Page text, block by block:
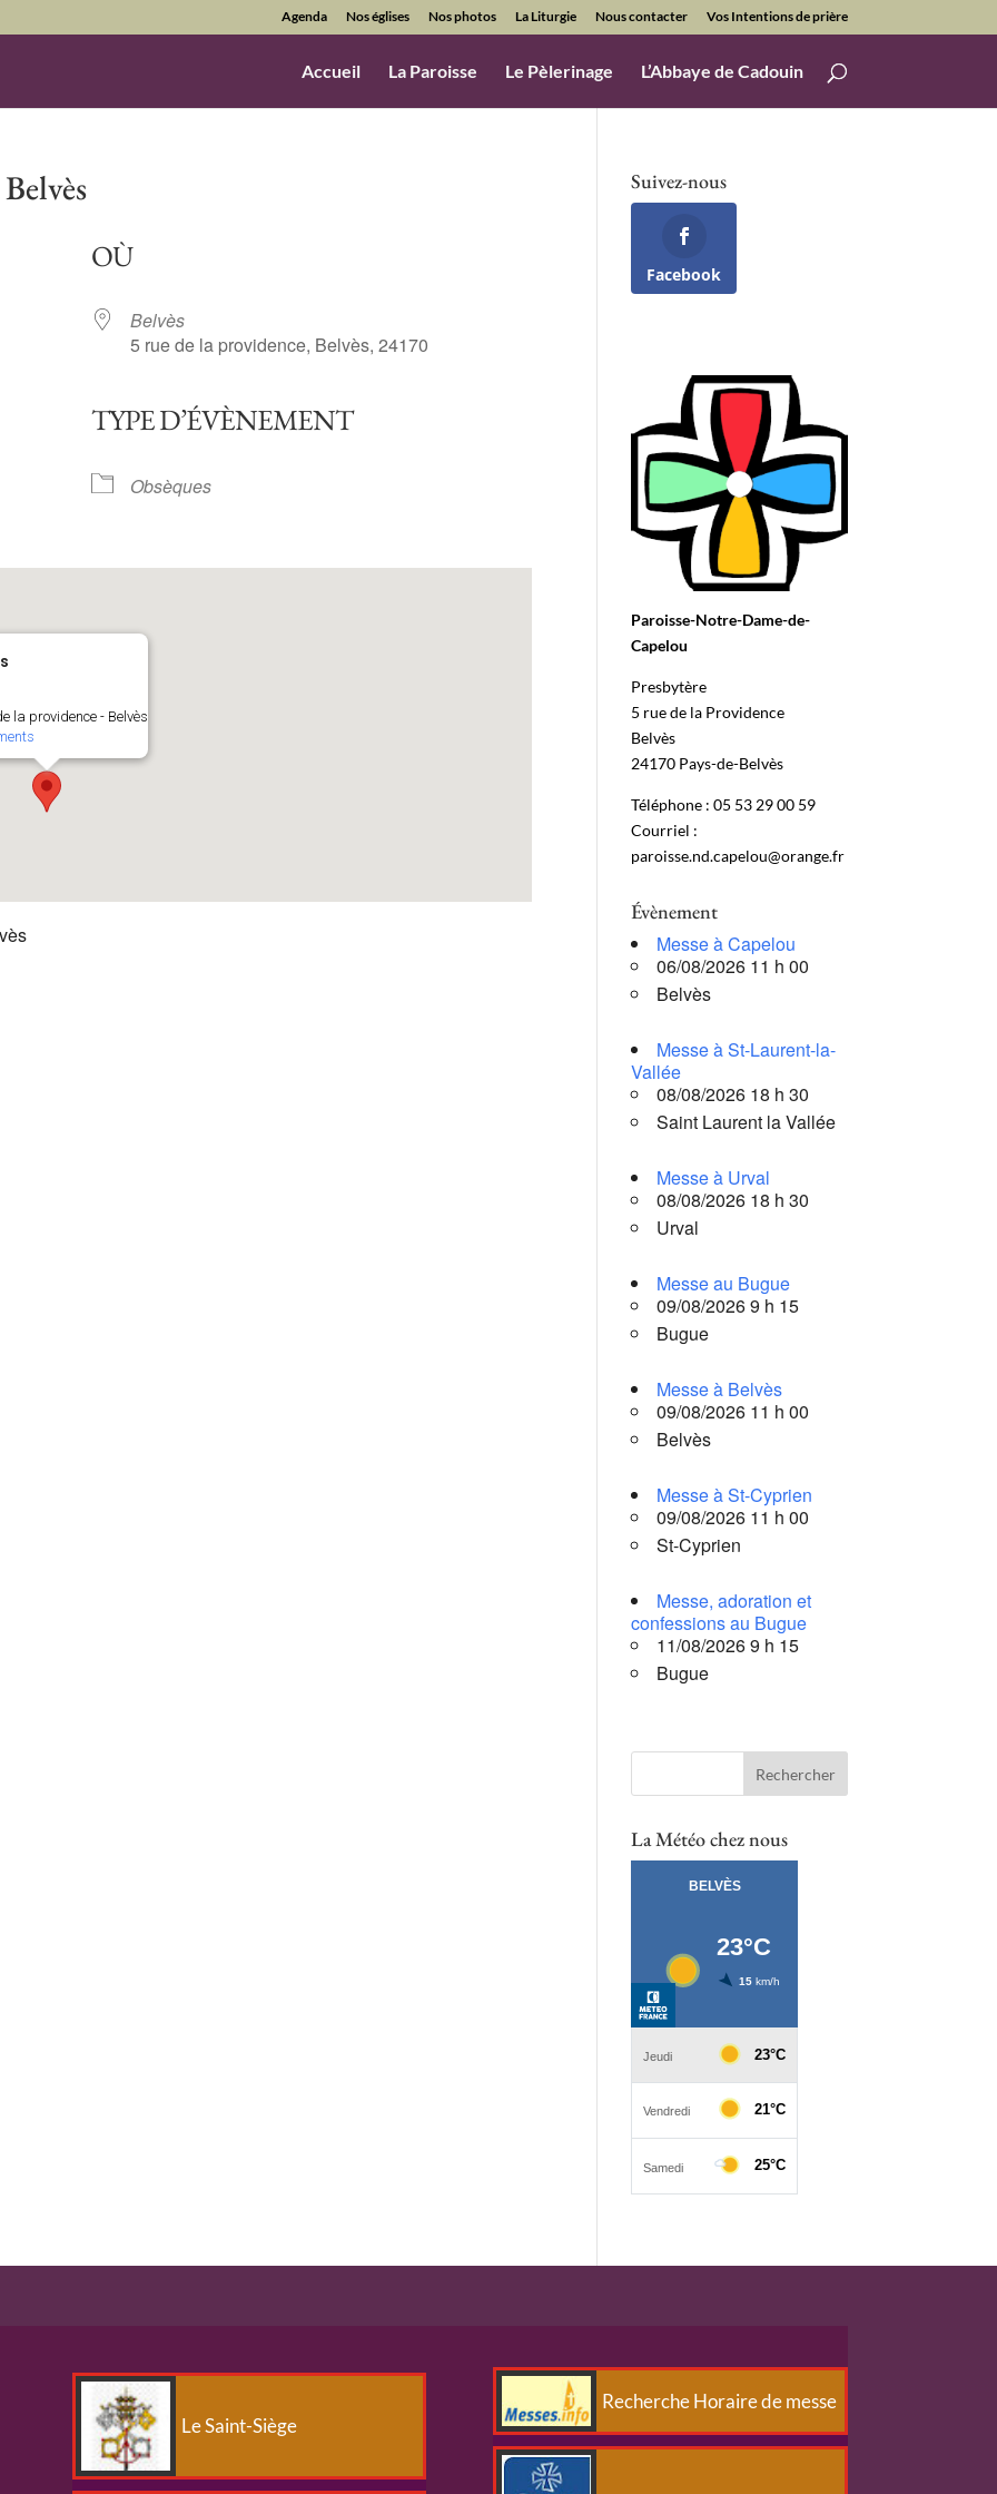
Agenda Nos églises Nos photos La Liturgie Nous contacter Vos Intentions de prière
Accueil La Paroisse Le Pèlerinage L’Abbaye de Cadouin
Outlook Live
OÙ
Belvès
5 rue de la providence, Belvès, 24170
TYPE D’ÉVÈNEMENT
Obsèques
la providence - Belvès
Suivez-nous
Facebook
Paroisse-Notre-Dame-de-
Capelou
Presbytère
5 rue de la Providence
Belvès
24170 Pays-de-Belvès
Téléphone : 05 53 29 00 59
Courriel :
paroisse.nd.capelou@orange.fr
Évènement
Messe à Capelou
06/08/2026 11 h 00
Belvès
Messe à St-Laurent-la-
Vallée
08/08/2026 18 h 30
Saint Laurent la Vallée
Messe à Urval
08/08/2026 18 h 30
Urval
Messe au Bugue
09/08/2026 9 h 15
Bugue
Messe à Belvès
09/08/2026 11 h 00
Belvès
Messe à St-Cyprien
09/08/2026 11 h 00
St-Cyprien
Messe, adoration et
confessions au Bugue
11/08/2026 9 h 15
Bugue
La Météo chez nous
Le Saint-Siège
Recherche Horaire de messe